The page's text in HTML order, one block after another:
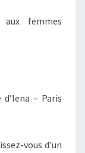
femmes
d’Iena – Paris
vous d’un